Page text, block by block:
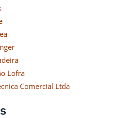
Lofra
Comercial Ltda